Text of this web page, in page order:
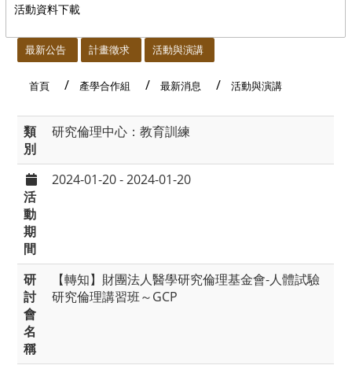
活動資料下載
最新公告 計畫徵求 活動與演講
首頁 產學合作組 最新消息 活動與演講
類
別
研究倫理中心：教育訓練
活
動
期
間
2024-01-20 - 2024-01-20
研
討
會
名
稱
【轉知】財團法人醫學研究倫理基金會-人體試驗
研究倫理講習班～GCP